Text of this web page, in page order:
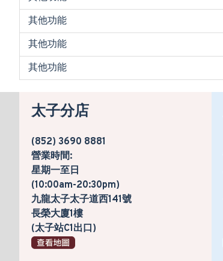
其他功能
其他功能
其他功能
太子分店
(852) 3690 8881
營業時間:
星期一至日
(10:00am-20:30pm)
九龍太子太子道西141號
長榮大廈1樓
(太子站C1出口)